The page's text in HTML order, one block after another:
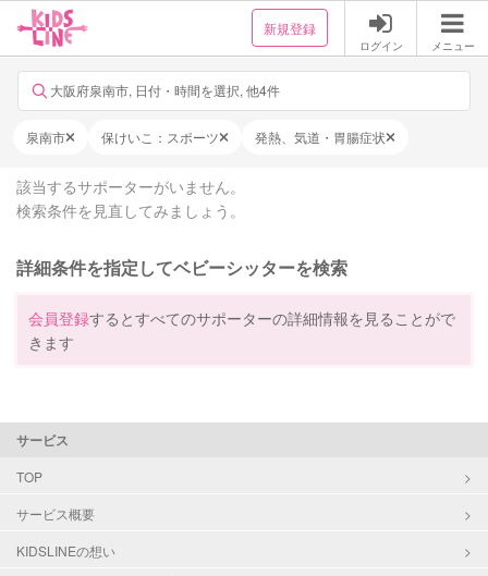
新規登録
ログイン メニュー
大阪府泉南市, 日付・時間を選択, 他4件
泉南市 保けいこ：スポーツ 発熱、気道・胃腸症状
該当するサポーターがいません。
検索条件を見直してみましょう。
詳細条件を指定してベビーシッターを検索
会員登録するとすべてのサポーターの詳細情報を見ることがで
きます
サービス
TOP
サービス概要
KIDSLINEの想い